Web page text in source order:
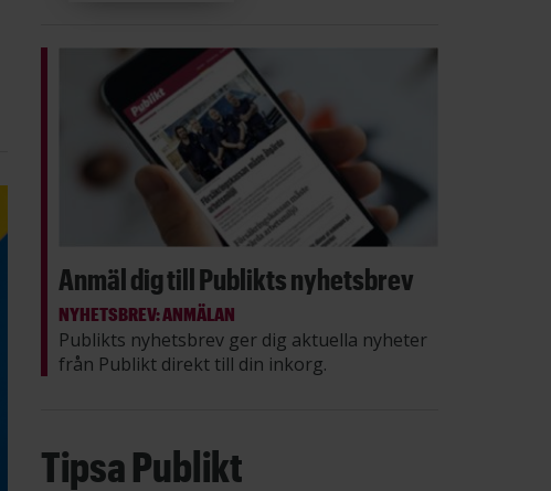
Anmäl dig till Publikts nyhetsbrev
NYHETSBREV: ANMÄLAN
Publikts nyhetsbrev ger dig aktuella nyheter
från Publikt direkt till din inkorg.
Tipsa Publikt